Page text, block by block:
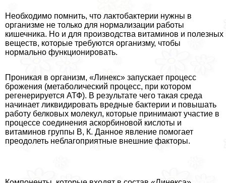
Необходимо помнить, что лактобактерии нужны в
организме не только для нормализации работы
кишечника. Но и для производства витаминов и полезных
веществ, которые требуются организму, чтобы
нормально функционировать.
Проникая в организм, «Линекс» запускает процесс
брожения (метаболический процесс, при котором
регенерируется АТФ). В результате чего такая среда
начинает ликвидировать вредные бактерии и повышать
работу белковых молекул, которые принимают участие в
процессе соединения аскорбиновой кислоты и
витаминов группы В, К. Данное явление помогает
преодолеть нeблагоприятные внешние факторы.